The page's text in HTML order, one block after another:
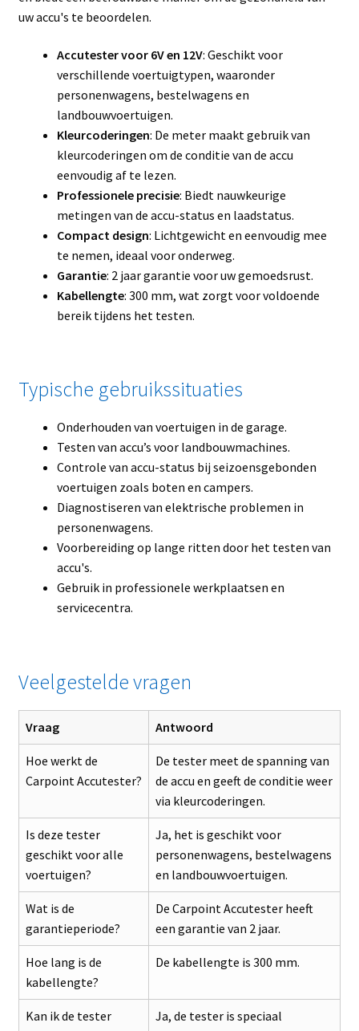
uw accu's te beoordelen.
Accutester voor 6V en 12V: Geschikt voor
verschillende voertuigtypen, waaronder
personenwagens, bestelwagens en
landbouwvoertuigen.
Kleurcoderingen: De meter maakt gebruik van
kleurcoderingen om de conditie van de accu
eenvoudig af te lezen.
Professionele precisie: Biedt nauwkeurige
metingen van de accu-status en laadstatus.
Compact design: Lichtgewicht en eenvoudig mee
te nemen, ideaal voor onderweg.
Garantie: 2 jaar garantie voor uw gemoedsrust.
Kabellengte: 300 mm, wat zorgt voor voldoende
bereik tijdens het testen.
Typische gebruikssituaties
Onderhouden van voertuigen in de garage.
Testen van accu’s voor landbouwmachines.
Controle van accu-status bij seizoensgebonden
voertuigen zoals boten en campers.
Diagnostiseren van elektrische problemen in
personenwagens.
Voorbereiding op lange ritten door het testen van
accu's.
Gebruik in professionele werkplaatsen en
servicecentra.
Veelgestelde vragen
Vraag Antwoord
Hoe werkt de
Carpoint Accutester?
De tester meet de spanning van
de accu en geeft de conditie weer
via kleurcoderingen.
Is deze tester
geschikt voor alle
voertuigen?
Ja, het is geschikt voor
personenwagens, bestelwagens
en landbouwvoertuigen.
Wat is de
garantieperiode?
De Carpoint Accutester heeft
een garantie van 2 jaar.
Hoe lang is de
kabellengte?
De kabellengte is 300 mm.
Kan ik de tester
Ja, de tester is speciaal